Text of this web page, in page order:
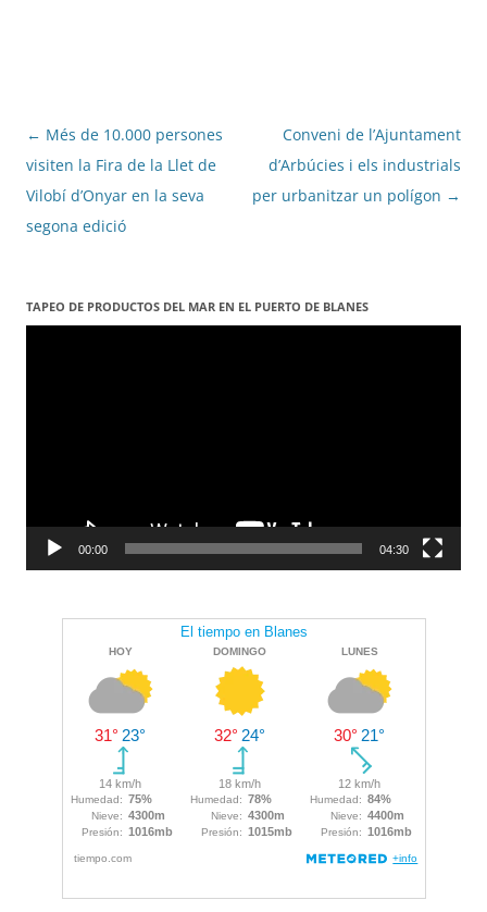
Navegació
per
les
entrades
← Més de 10.000 persones
visiten la Fira de la Llet de
Vilobí d’Onyar en la seva
segona edició
Conveni de l’Ajuntament
d’Arbúcies i els industrials
per urbanitzar un polígon →
TAPEO DE PRODUCTOS DEL MAR EN EL PUERTO DE BLANES
Reproductor
00:00 04:30